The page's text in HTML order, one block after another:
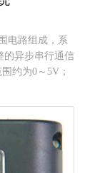
电路组成，系
的异步串行通信
约为0～5V；